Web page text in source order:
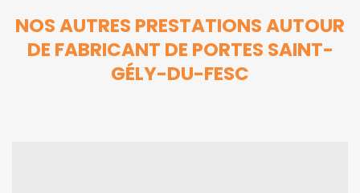
NOS AUTRES PRESTATIONS AUTOUR
DE FABRICANT DE PORTES SAINT-
GÉLY-DU-FESC